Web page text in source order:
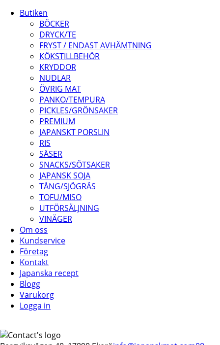
Butiken
BÖCKER
DRYCK/TE
FRYST / ENDAST AVHÄMTNING
KÖKSTILLBEHÖR
KRYDDOR
NUDLAR
ÖVRIG MAT
PANKO/TEMPURA
PICKLES/GRÖNSAKER
PREMIUM
JAPANSKT PORSLIN
RIS
SÅSER
SNACKS/SÖTSAKER
JAPANSK SOJA
TÅNG/SJÖGRÄS
TOFU/MISO
UTFÖRSÄLJNING
VINÄGER
Om oss
Kundservice
Företag
Kontakt
Japanska recept
Blogg
Varukorg
Logga in